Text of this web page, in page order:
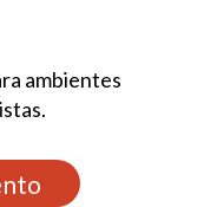
ambientes